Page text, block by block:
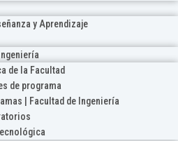
y Aprendizaje
de la Facultad
de programa
| Facultad de Ingeniería